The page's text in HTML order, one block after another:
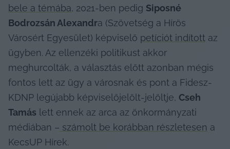
bele a témába, 2021-ben pedig Siposné
Bodrozsán Alexandra (Szövetség a Hírös
Városért Egyesület) képviselő petíciót indított az
ügyben. Az ellenzéki politikust akkor
meghurcolták, a választás előtt azonban mégis
fontos lett az ügy a városnak és pont a Fidesz-
KDNP legújabb képviselőjelölt-jelöltje, Cseh
Tamás lett ennek az arca az önkormányzati
médiában – számolt be korábban részletesen a
KecsUP Hírek.